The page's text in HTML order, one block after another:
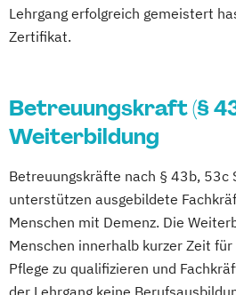
Hygienebeauftragter
Manager der Pflege
Palliative-Care-Assistent
Pflegeberatung in
Pflegedienstleiter
Pflege
Vertiefung und
Pflegedienstleitung
Lehrgang erfolgreich gemeistert
Zertifikat.
Betreuungskraft (§
Weiterbildung
Betreuungskräfte nach § 43b, 53c
unterstützen ausgebildete
Menschen mit Demenz. Die
Menschen innerhalb kurzer Zeit
Pflege zu qualifizieren und
der Lehrgang keine